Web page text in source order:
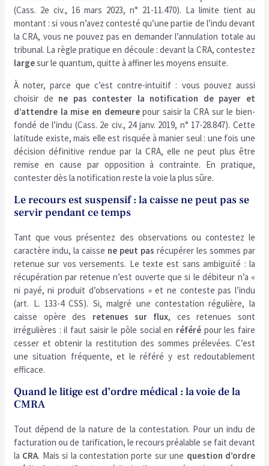
(Cass. 2e civ., 16 mars 2023, n° 21-11.470). La limite tient au
montant : si vous n’avez contesté qu’une partie de l’indu devant
la CRA, vous ne pouvez pas en demander l’annulation totale au
tribunal. La règle pratique en découle : devant la CRA, contestez
largesur le quantum, quitte à affiner les moyens ensuite.
À noter, parce que c’est contre-intuitif : vous pouvez aussi
choisir de ne pas contester la notification de payer et
d’attendre la mise en demeurepour saisir la CRA sur le bien-
fondé de l’indu (Cass. 2e civ., 24 janv. 2019, n° 17-28.847). Cette
latitude existe, mais elle est risquée à manier seul : une fois une
décision définitive rendue par la CRA, elle ne peut plus être
remise en cause par opposition à contrainte. En pratique,
contester dès la notification reste la voie la plus sûre.
Le recours est suspensif : la caisse ne peut pas se
servir pendant ce temps
Tant que vous présentez des observations ou contestez le
caractère indu, la caisse ne peut pas récupérer les sommes par
retenue sur vos versements. Le texte est sans ambiguïté : la
récupération par retenue n’est ouverte que si le débiteur n’a «
ni payé, ni produit d’observations » et ne conteste pas l’indu
(art. L. 133-4 CSS). Si, malgré une contestation régulière, la
caisse opère des retenues sur flux, ces retenues sont
irrégulières : il faut saisir le pôle social en référépour les faire
cesser et obtenir la restitution des sommes prélevées. C’est
une situation fréquente, et le référé y est redoutablement
efficace.
Quand le litige est d’ordre médical : la voie de la
CMRA
Tout dépend de la nature de la contestation. Pour un indu de
facturation ou de tarification, le recours préalable se fait devant
la CRA. Mais si la contestation porte sur une question d’ordre